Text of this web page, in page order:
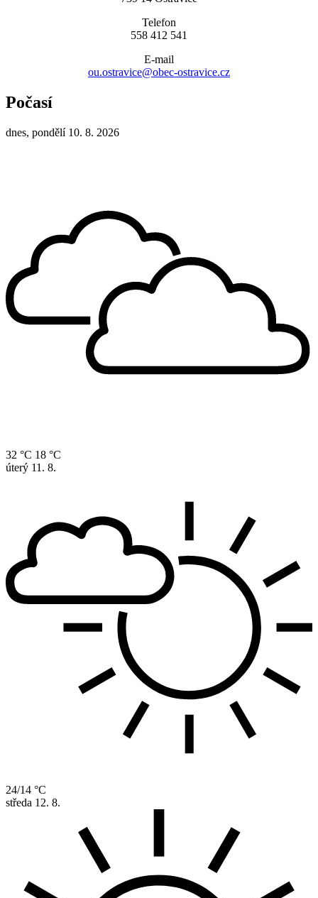
Telefon
558 412 541
E-mail
ou.ostravice@obec-ostravice.cz
Počasí
dnes, pondělí 10. 8. 2026
32 °C 18 °C
úterý 11. 8.
24/14 °C
středa 12. 8.